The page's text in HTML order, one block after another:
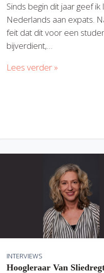
Sinds begin dit jaar geef ik
Nederlands aan expats.
feit dat dit voor een
bijverdient,…
Lees verder »
INTERVIEWS
Hoogleraar Van